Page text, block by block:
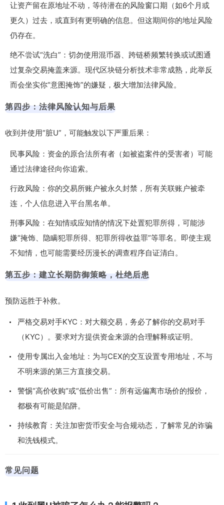
让资产留在原地址不动，等待潜在的风险窗口期（如6个月或
更久）过去，或直到有更明确的信息。但这期间你的地址风险
仍存在。
绝不尝试“洗白”：切勿使用混币器、跨链桥频繁转换或试图通
过复杂交易掩盖来源。现代区块链分析技术非常成熟，此举反
而会坐实你“意图掩饰”的嫌疑，极大增加法律风险。
第四步：法律风险认知与后果
收到并使用“脏U”，可能触发以下严重后果：
民事风险：资金的原合法所有者（如被盗案件的受害者）可能
通过法律途径向你追索。
行政风险：你的交易所账户被永久封禁，所有关联账户被牵
连，个人信息进入平台黑名单。
刑事风险：在知情或应知情的情况下处置犯罪所得，可能涉
嫌“掩饰、隐瞒犯罪所得、犯罪所得收益罪”等罪名。即使主观
不知情，也可能需要经历漫长的调查程序自证清白。
第五步：建立长期防御策略，杜绝后患
预防远胜于补救。
严格交易对手KYC：对大额交易，务必了解你的交易对手
（KYC）。要求对方提供资金来源的合理解释或证明。
使用专属出入金地址：为与CEX的交互设置专用地址，不与
不明来源的第三方直接交易。
警惕“高价收购”或“低价出售”：所有远偏离市场价的报价，
都极有可能是陷阱。
持续教育：关注加密货币安全与合规动态，了解常见的诈骗
和洗钱模式。
常见问题